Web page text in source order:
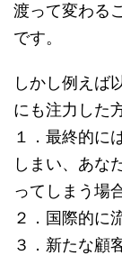
渡って変わる
です。
しかし例えば
にも注力した
１．最終的に
しまい、あな
ってしまう場合
２．国際的に
３．新たな顧